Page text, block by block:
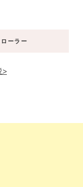
ーラー
>